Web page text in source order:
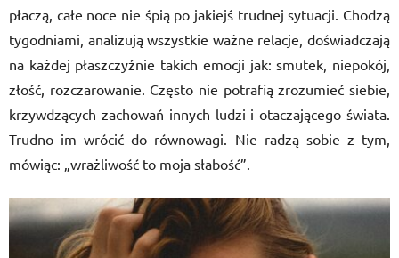
płaczą, całe noce nie śpią po jakiejś trudnej sytuacji. Chodzą
tygodniami, analizują wszystkie ważne relacje, doświadczają
na każdej płaszczyźnie takich emocji jak: smutek, niepokój,
złość, rozczarowanie. Często nie potrafią zrozumieć siebie,
krzywdzących zachowań innych ludzi i otaczającego świata.
Trudno im wrócić do równowagi. Nie radzą sobie z tym,
mówiąc: „wrażliwość to moja słabość”.